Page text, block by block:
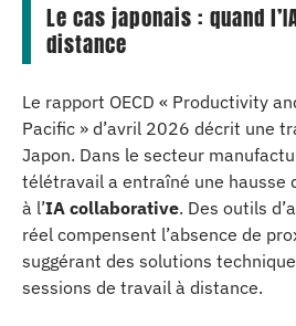
Le cas japonais : quand
distance
Le rapport OECD « Productivity
Pacific » d’avril 2026 décrit une
Japon. Dans le secteur
télétravail a entraîné une hausse
à l’IA collaborative. Des outils
réel compensent l’absence de
suggérant des solutions
sessions de travail à distance.